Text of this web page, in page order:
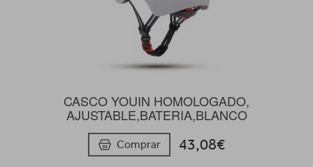
CASCO YOUIN HOMOLOGADO,
AJUSTABLE,BATERIA,BLANCO
Comprar 43,08€